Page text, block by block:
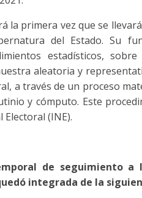
la primera vez que se
del Estado. Su
estadísticos,
aleatoria y
a través de un proceso
y cómputo. Este
(INE).
de seguimiento
integrada de la